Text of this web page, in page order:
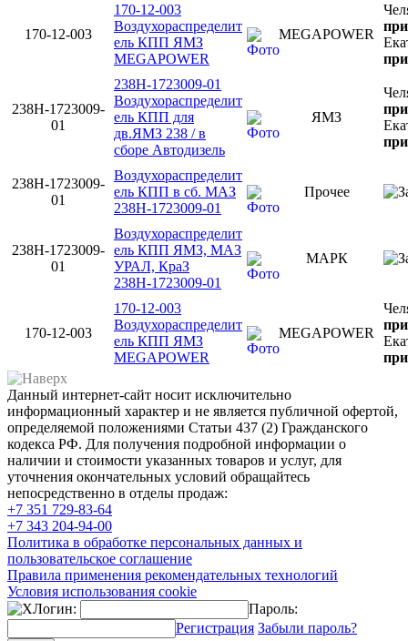
170-12-003
170-12-003
Воздухораспределит
ель КПП ЯМЗ
MEGAPOWER
MEGAPOWER
238Н-1723009-
01
238Н-1723009-01
Воздухораспределит
ель КПП для
дв.ЯМЗ 238 / в
сборе Автодизель
ЯМЗ
238Н-1723009-
01
Воздухораспределит
ель КПП в сб. МАЗ
238Н-1723009-01
Прочее
238Н-1723009-
01
Воздухораспределит
ель КПП ЯМЗ, МАЗ
УРАЛ, КраЗ
238Н-1723009-01
МАРК
170-12-003
170-12-003
Воздухораспределит
ель КПП ЯМЗ
MEGAPOWER
MEGAPOWER
Данный интернет-сайт носит исключительно
информационный характер и не является публичной офертой,
определяемой положениями Статьи 437 (2) Гражданского
кодекса РФ. Для получения подробной информации о
наличии и стоимости указанных товаров и услуг, для
уточнения окончательных условий обращайтесь
непосредственно в отделы продаж:
+7 351 729-83-64
+7 343 204-94-00
Политика в обработке персональных данных и
пользовательское соглашение
Правила применения рекомендательных технологий
Условия использования cookie
Логин:
Пароль:
Регистрация Забыли пароль?